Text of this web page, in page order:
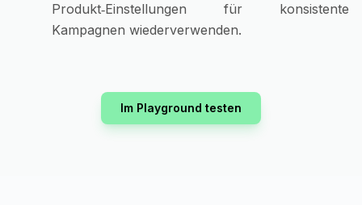
Produkt‑Einstellungen für konsistente
Kampagnen wiederverwenden.
Im Playground testen